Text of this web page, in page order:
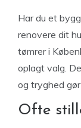
Har du et
renovere dit
tømrer i
oplagt valg.
og tryghed
Ofte